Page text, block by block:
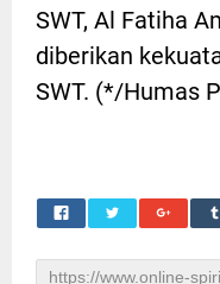
SWT, Al Fatiha
diberikan
SWT. (*/Humas